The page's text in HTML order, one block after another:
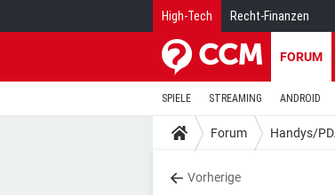
High-Tech Recht-Finanzen
FORUM
SPIELE STREAMING ANDROID
Forum Handys/
Vorherige